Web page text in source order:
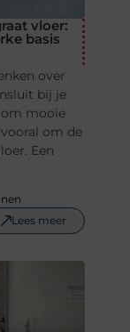
vloer:
basis
over
bij je
om mooie
om de
Een
Lees meer